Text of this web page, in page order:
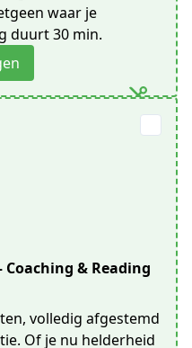
waar je
duurt 30 min.
Coaching & Reading
volledig afgestemd
Of je nu helderheid